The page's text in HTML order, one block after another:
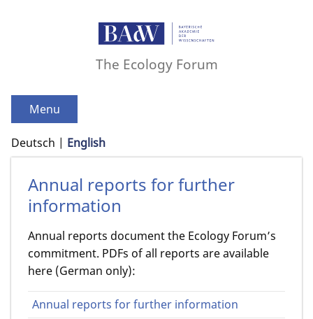
The Ecology Forum
Menu
Deutsch English
Annual reports for further
information
Annual reports document the Ecology Forum’s
commitment. PDFs of all reports are available
here (German only):
Annual reports for further information